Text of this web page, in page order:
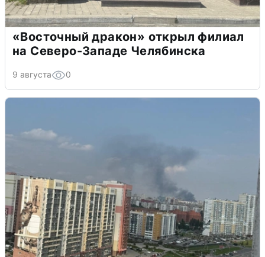
«Восточный дракон» открыл филиал
на Северо-Западе Челябинска
9 августа 0